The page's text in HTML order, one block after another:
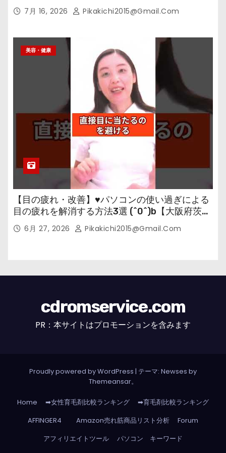
7月 16, 2026 Pikakichi2015@gmail.com
美容・健康
【目の疲れ・改善】♥パソコンの使い過ぎによる
目の疲れを解消する方法3選 (^0^)b【大阪府茨木
市の女性・美容鍼灸・整体師が教えます。】
6月 27, 2026 Pikakichi2015@gmail.com
cdromservice.com
PR：本サイトはプロモーションを含みます
Proudly powered by WordPress | テーマ: Newses by
Themeansar。
Home ➡女性育毛剤比較ランキング
➡育毛剤比較ランキング
AFFINGER4
Amazon売れ筋商品リスト分析
Forum
アフィリエイトツール
パソコン キーワード